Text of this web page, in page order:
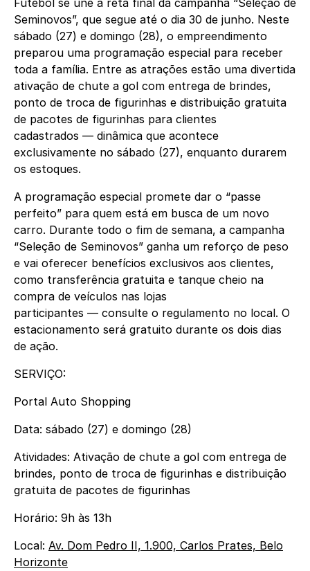
Futebol se une à reta final da campanha “Seleção de
Seminovos”, que segue até o dia 30 de junho. Neste
sábado (27) e domingo (28), o empreendimento
preparou uma programação especial para receber
toda a família. Entre as atrações estão uma divertida
ativação de chute a gol com entrega de brindes,
ponto de troca de figurinhas e distribuição gratuita
de pacotes de figurinhas para clientes
cadastrados — dinâmica que acontece
exclusivamente no sábado (27), enquanto durarem
os estoques.
A programação especial promete dar o “passe
perfeito” para quem está em busca de um novo
carro. Durante todo o fim de semana, a campanha
“Seleção de Seminovos” ganha um reforço de peso
e vai oferecer benefícios exclusivos aos clientes,
como transferência gratuita e tanque cheio na
compra de veículos nas lojas
participantes — consulte o regulamento no local. O
estacionamento será gratuito durante os dois dias
de ação.
SERVIÇO:
Portal Auto Shopping
Data: sábado (27) e domingo (28)
Atividades: Ativação de chute a gol com entrega de
brindes, ponto de troca de figurinhas e distribuição
gratuita de pacotes de figurinhas
Horário: 9h às 13h
Local: Av. Dom Pedro II, 1.900, Carlos Prates, Belo
Horizonte